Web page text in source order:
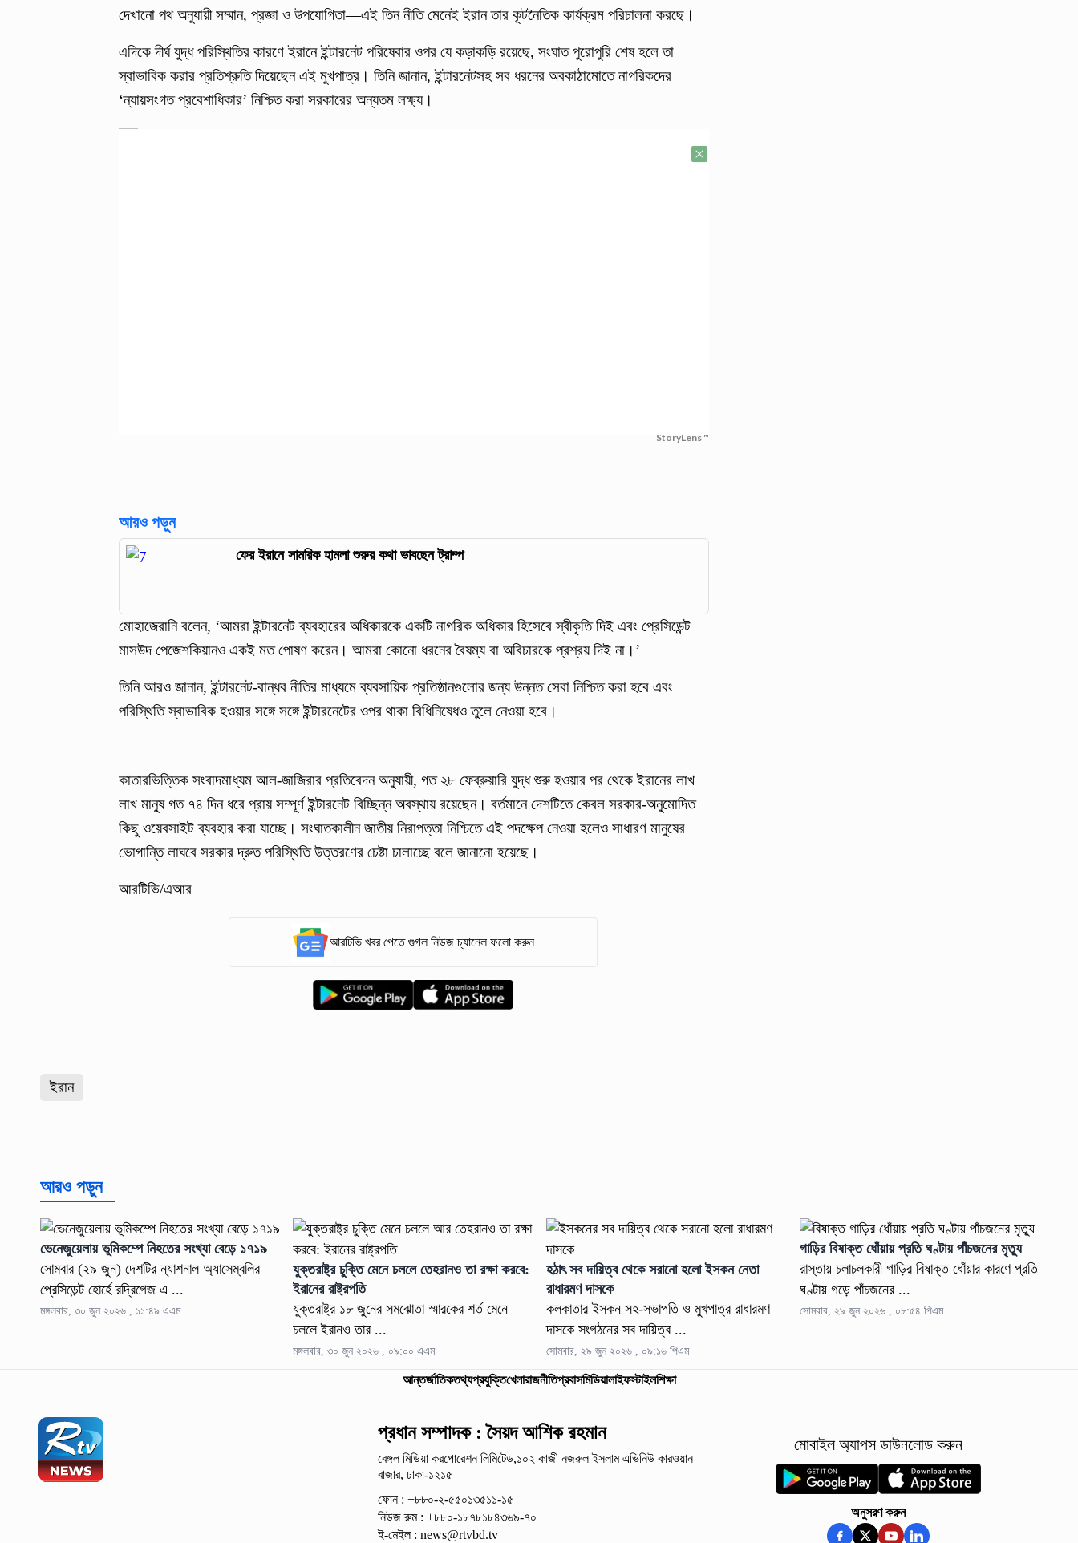
দেখানো পথ অনুযায়ী সম্মান, প্রজ্ঞা ও উপযোগিতা—এই তিন নীতি মেনেই ইরান তার কূটনৈতিক কার্যক্রম পরিচালনা করছে।
এদিকে দীর্ঘ যুদ্ধ পরিস্থিতির কারণে ইরানে ইন্টারনেট পরিষেবার ওপর যে কড়াকড়ি রয়েছে, সংঘাত পুরোপুরি শেষ হলে তা
স্বাভাবিক করার প্রতিশ্রুতি দিয়েছেন এই মুখপাত্র। তিনি জানান, ইন্টারনেটসহ সব ধরনের অবকাঠামোতে নাগরিকদের
‘ন্যায়সংগত প্রবেশাধিকার’ নিশ্চিত করা সরকারের অন্যতম লক্ষ্য।
StoryLens™
আরও পড়ুন
ফের ইরানে সামরিক হামলা শুরুর কথা ভাবছেন ট্রাম্প
মোহাজেরানি বলেন, ‘আমরা ইন্টারনেট ব্যবহারের অধিকারকে একটি নাগরিক অধিকার হিসেবে স্বীকৃতি দিই এবং প্রেসিডেন্ট
মাসউদ পেজেশকিয়ানও একই মত পোষণ করেন। আমরা কোনো ধরনের বৈষম্য বা অবিচারকে প্রশ্রয় দিই না।’
তিনি আরও জানান, ইন্টারনেট-বান্ধব নীতির মাধ্যমে ব্যবসায়িক প্রতিষ্ঠানগুলোর জন্য উন্নত সেবা নিশ্চিত করা হবে এবং
পরিস্থিতি স্বাভাবিক হওয়ার সঙ্গে সঙ্গে ইন্টারনেটের ওপর থাকা বিধিনিষেধও তুলে নেওয়া হবে।
কাতারভিত্তিক সংবাদমাধ্যম আল-জাজিরার প্রতিবেদন অনুযায়ী, গত ২৮ ফেব্রুয়ারি যুদ্ধ শুরু হওয়ার পর থেকে ইরানের লাখ
লাখ মানুষ গত ৭৪ দিন ধরে প্রায় সম্পূর্ণ ইন্টারনেট বিচ্ছিন্ন অবস্থায় রয়েছেন। বর্তমানে দেশটিতে কেবল সরকার-অনুমোদিত
কিছু ওয়েবসাইট ব্যবহার করা যাচ্ছে। সংঘাতকালীন জাতীয় নিরাপত্তা নিশ্চিতে এই পদক্ষেপ নেওয়া হলেও সাধারণ মানুষের
ভোগান্তি লাঘবে সরকার দ্রুত পরিস্থিতি উত্তরণের চেষ্টা চালাচ্ছে বলে জানানো হয়েছে।
আরটিভি/এআর
আরটিভি খবর পেতে গুগল নিউজ চ্যানেল ফলো করুন
ইরান
আরও পড়ুন
ভেনেজুয়েলায় ভূমিকম্পে নিহতের সংখ্যা বেড়ে ১৭১৯
সোমবার (২৯ জুন) দেশটির ন্যাশনাল অ্যাসেম্বলির
প্রেসিডেন্ট হোর্হে রদ্রিগেজ এ ...
মঙ্গলবার, ৩০ জুন ২০২৬ , ১১:৪৯ এএম
যুক্তরাষ্ট্র চুক্তি মেনে চললে তেহরানও তা রক্ষা করবে:
ইরানের রাষ্ট্রপতি
যুক্তরাষ্ট্র ১৮ জুনের সমঝোতা স্মারকের শর্ত মেনে
চললে ইরানও তার ...
মঙ্গলবার, ৩০ জুন ২০২৬ , ০৯:০০ এএম
হঠাৎ সব দায়িত্ব থেকে সরানো হলো ইসকন নেতা
রাধারমণ দাসকে
কলকাতার ইসকন সহ-সভাপতি ও মুখপাত্র রাধারমণ
দাসকে সংগঠনের সব দায়িত্ব ...
সোমবার, ২৯ জুন ২০২৬ , ০৯:১৬ পিএম
গাড়ির বিষাক্ত ধোঁয়ায় প্রতি ঘণ্টায় পাঁচজনের মৃত্যু
রাস্তায় চলাচলকারী গাড়ির বিষাক্ত ধোঁয়ার কারণে প্রতি
ঘণ্টায় গড়ে পাঁচজনের ...
সোমবার, ২৯ জুন ২০২৬ , ০৮:৫৪ পিএম
আন্তর্জাতিকতথ্যপ্রযুক্তিখেলারাজনীতিপ্রবাসমিডিয়ালাইফস্টাইলশিক্ষা
প্রধান সম্পাদক : সৈয়দ আশিক রহমান
বেঙ্গল মিডিয়া করপোরেশন লিমিটেড,১০২ কাজী নজরুল ইসলামএভিনিউ কারওয়ান
বাজার, ঢাকা-১২১৫
ফোন : +৮৮০-২-৫৫০১৩৫১১-১৫
নিউজ রুম : +৮৮০-১৮৭৮১৮৪৩৬৯-৭০
ই-মেইল : news@rtvbd.tv
মোবাইল অ্যাপস ডাউনলোড করুন
অনুসরণ করুন